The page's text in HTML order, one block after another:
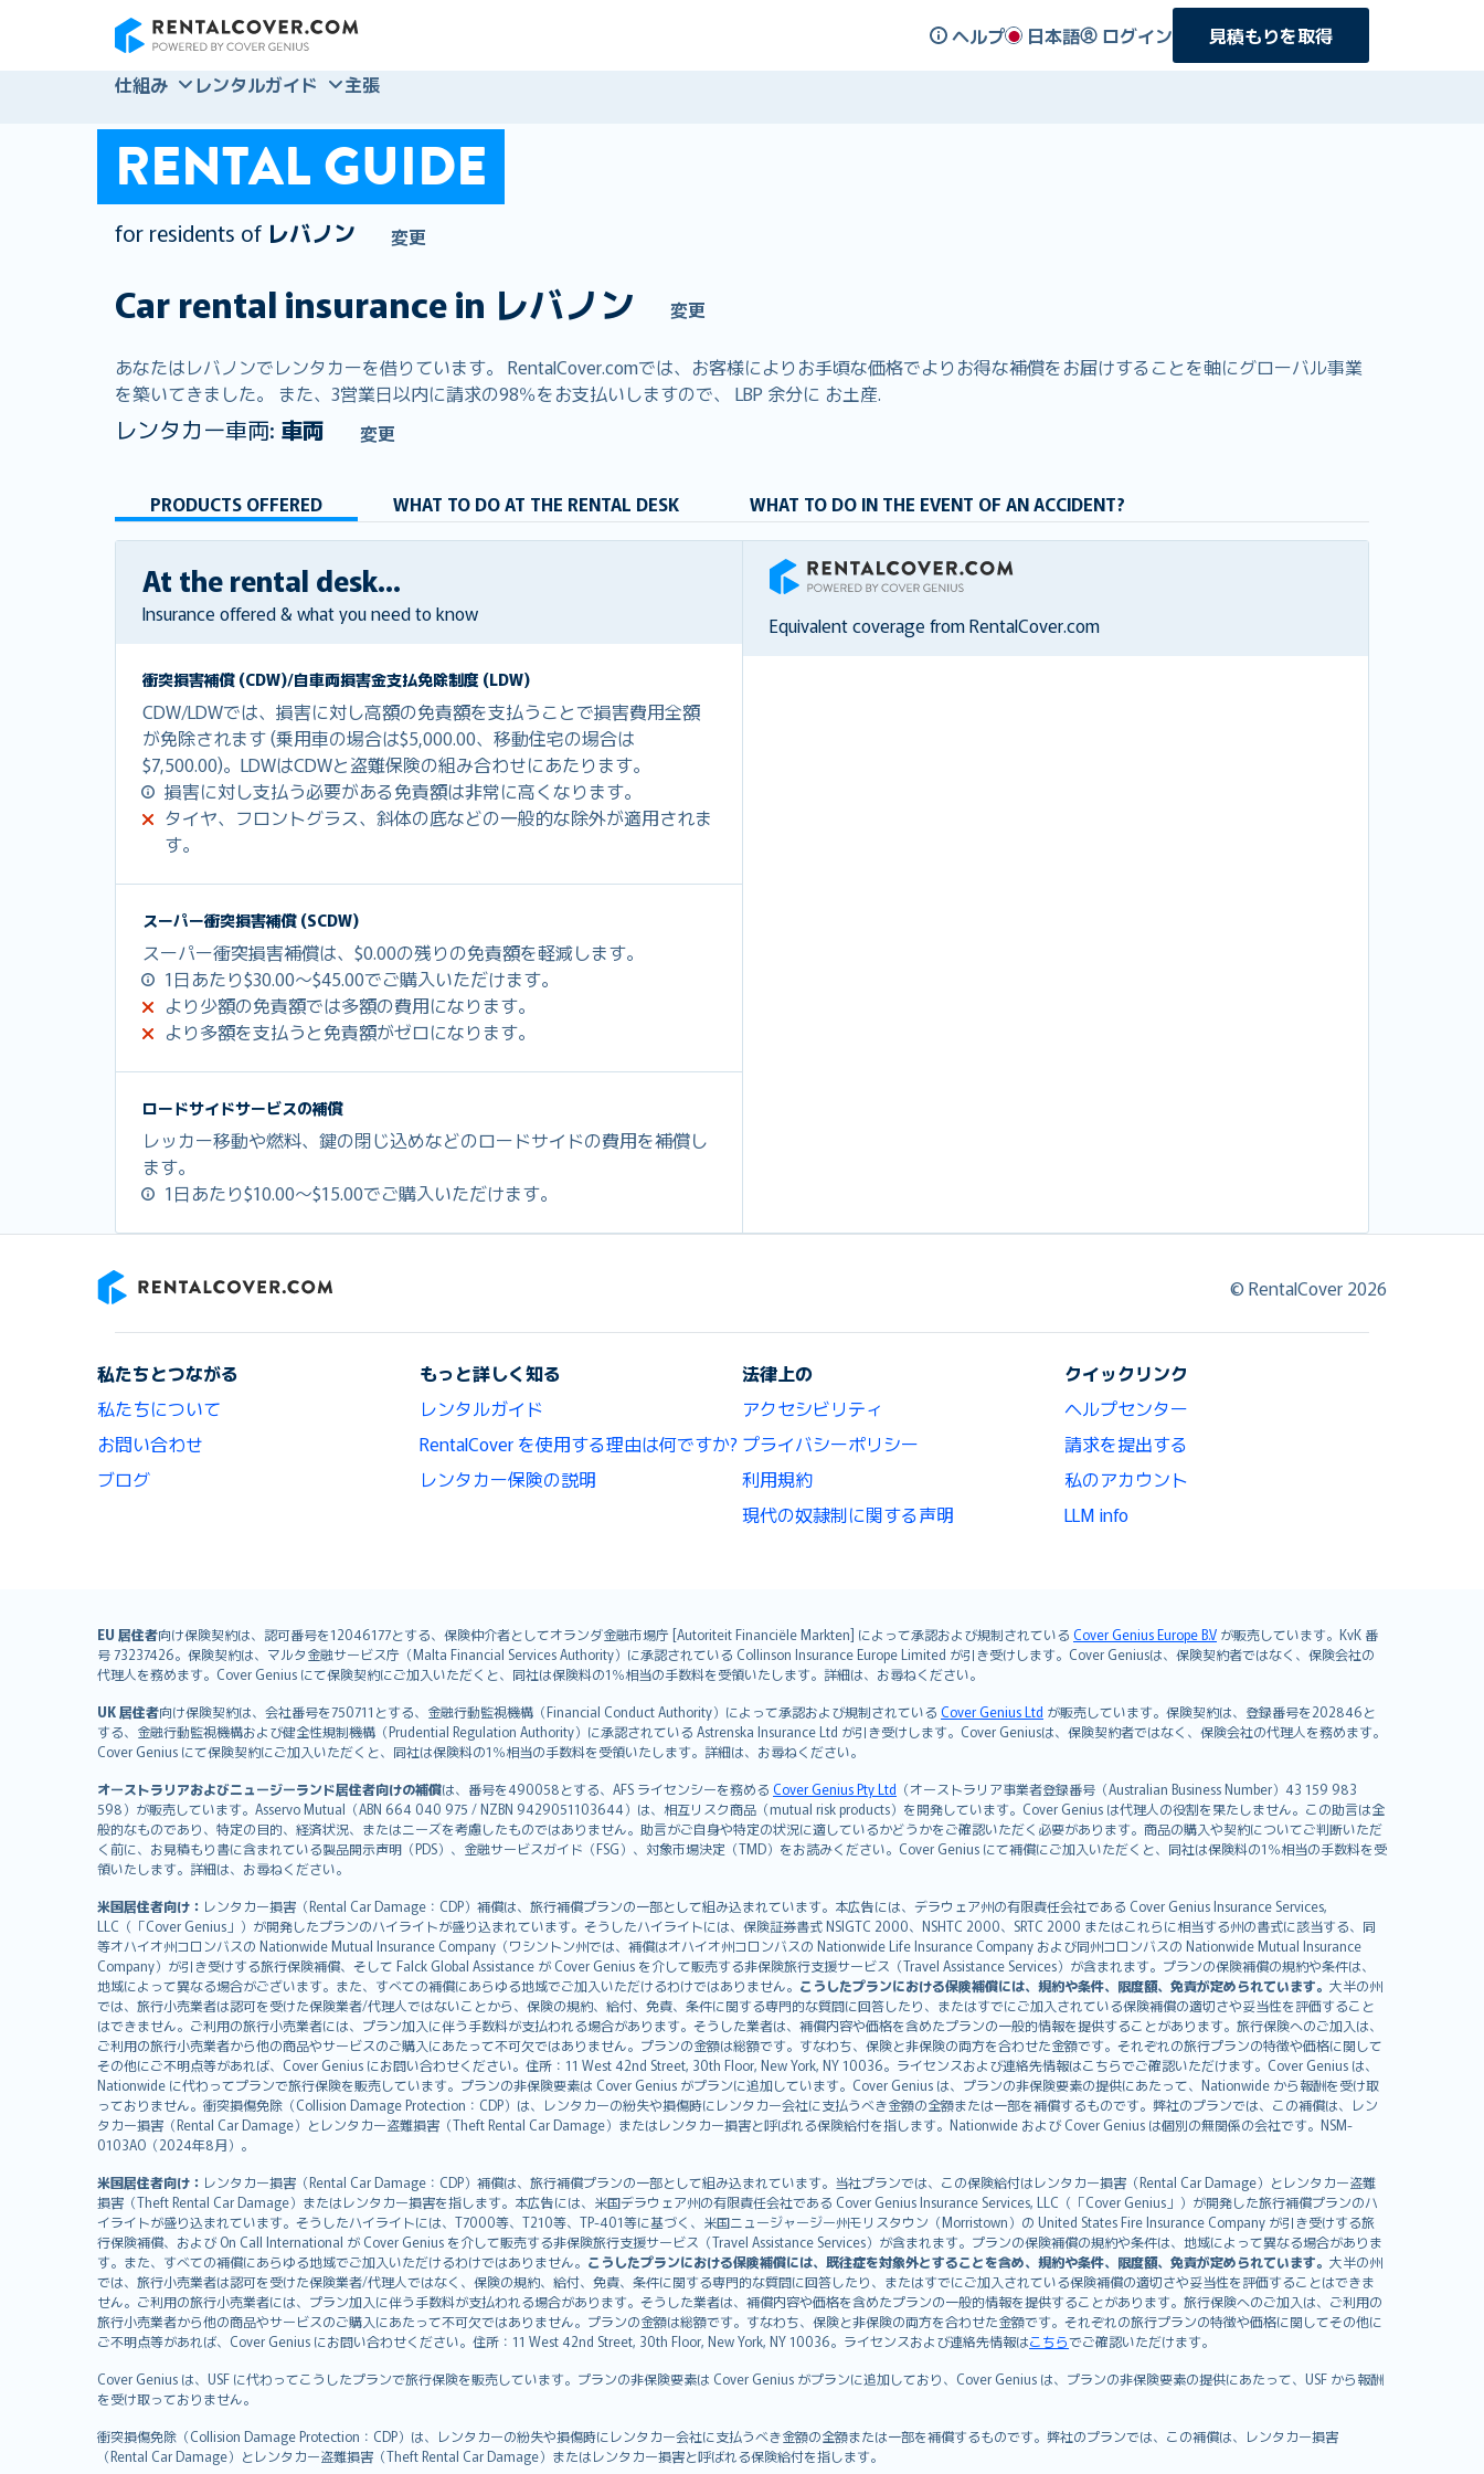
ヘルプ 日本語 ログイン
見積もりを取得
仕組み
レンタルガイド 主張
RENTAL GUIDE
for residents of レバノン 変更
Car rental insurance in レバノン 変更
あなたはレバノンでレンタカーを借りています。 RentalCover.comでは、お客様によりお手頃な価格でよりお得な補償をお届けすることを軸にグローバル事業
を築いてきました。 また、3営業日以内に請求の98％をお支払いしますので、 LBP 余分に お土産.
レンタカー車両: 車両 変更
PRODUCTS OFFERED WHAT TO DO AT THE RENTAL DESK WHAT TO DO IN THE EVENT OF AN ACCIDENT?
At the rental desk...
Insurance offered & what you need to know
衝突損害補償 (CDW)/自車両損害金支払免除制度 (LDW)
CDW/LDWでは、損害に対し高額の免責額を支払うことで損害費用全額
が免除されます (乗用車の場合は$5,000.00、移動住宅の場合は
$7,500.00)。LDWはCDWと盗難保険の組み合わせにあたります。
損害に対し支払う必要がある免責額は非常に高くなります。
タイヤ、フロントグラス、斜体の底などの一般的な除外が適用されま
す。
スーパー衝突損害補償 (SCDW)
スーパー衝突損害補償は、$0.00の残りの免責額を軽減します。
1日あたり$30.00～$45.00でご購入いただけます。
より少額の免責額では多額の費用になります。
より多額を支払うと免責額がゼロになります。
ロードサイドサービスの補償
レッカー移動や燃料、鍵の閉じ込めなどのロードサイドの費用を補償し
ます。
1日あたり$10.00～$15.00でご購入いただけます。
RentalCover
Equivalent coverage from RentalCover.com
© RentalCover 2026
私たちとつながる
私たちについて
お問い合わせ
ブログ
もっと詳しく知る
レンタルガイド
RentalCover を使用する理由は何ですか?
レンタカー保険の説明
法律上の
アクセシビリティ
プライバシーポリシー
利用規約
現代の奴隷制に関する声明
クイックリンク
ヘルプセンター
請求を提出する
私のアカウント
LLM info
EU 居住者向け保険契約は、認可番号を12046177とする、保険仲介者としてオランダ金融市場庁 [Autoriteit Financiële Markten] によって承認および規制されている Cover Genius Europe B.V が販売しています。KvK 番
号 73237426。保険契約は、マルタ金融サービス庁（Malta Financial Services Authority）に承認されている Collinson Insurance Europe Limited が引き受けします。Cover Geniusは、保険契約者ではなく、保険会社の
代理人を務めます。Cover Genius にて保険契約にご加入いただくと、同社は保険料の1％相当の手数料を受領いたします。詳細は、お尋ねください。
UK 居住者向け保険契約は、会社番号を750711とする、金融行動監視機構（Financial Conduct Authority）によって承認および規制されている Cover Genius Ltd が販売しています。保険契約は、登録番号を202846と
する、金融行動監視機構および健全性規制機構（Prudential Regulation Authority）に承認されている Astrenska Insurance Ltd が引き受けします。Cover Geniusは、保険契約者ではなく、保険会社の代理人を務めます。
Cover Genius にて保険契約にご加入いただくと、同社は保険料の1％相当の手数料を受領いたします。詳細は、お尋ねください。
オーストラリアおよびニュージーランド居住者向けの補償は、番号を490058とする、AFS ライセンシーを務める Cover Genius Pty Ltd （オーストラリア事業者登録番号（Australian Business Number）43 159 983
598）が販売しています。Asservo Mutual（ABN 664 040 975 / NZBN 9429051103644）は、相互リスク商品（mutual risk products）を開発しています。Cover Genius は代理人の役割を果たしません。この助言は全
般的なものであり、特定の目的、経済状況、またはニーズを考慮したものではありません。助言がご自身や特定の状況に適しているかどうかをご確認いただく必要があります。商品の購入や契約についてご判断いただ
く前に、お見積もり書に含まれている製品開示声明（PDS）、金融サービスガイド（FSG）、対象市場決定（TMD）をお読みください。Cover Genius にて補償にご加入いただくと、同社は保険料の1％相当の手数料を受
領いたします。詳細は、お尋ねください。
米国居住者向け： レンタカー損害（Rental Car Damage：CDP）補償は、旅行補償プランの一部として組み込まれています。本広告には、デラウェア州の有限責任会社である Cover Genius Insurance Services,
LLC（「Cover Genius」）が開発したプランのハイライトが盛り込まれています。そうしたハイライトには、保険証券書式 NSIGTC 2000、NSHTC 2000、SRTC 2000 またはこれらに相当する州の書式に該当する、同
等オハイオ州コロンバスの Nationwide Mutual Insurance Company（ワシントン州では、補償はオハイオ州コロンバスの Nationwide Life Insurance Company および同州コロンバスの Nationwide Mutual Insurance
Company）が引き受けする旅行保険補償、そして Falck Global Assistance が Cover Genius を介して販売する非保険旅行支援サービス（Travel Assistance Services）が含まれます。プランの保険補償の規約や条件は、
地域によって異なる場合がございます。また、すべての補償にあらゆる地域でご加入いただけるわけではありません。 こうしたプランにおける保険補償には、規約や条件、限度額、免責が定められています。 大半の州
では、旅行小売業者は認可を受けた保険業者/代理人ではないことから、保険の規約、給付、免責、条件に関する専門的な質問に回答したり、またはすでにご加入されている保険補償の適切さや妥当性を評価すること
はできません。ご利用の旅行小売業者には、プラン加入に伴う手数料が支払われる場合があります。そうした業者は、補償内容や価格を含めたプランの一般的情報を提供することがあります。旅行保険へのご加入は、
ご利用の旅行小売業者から他の商品やサービスのご購入にあたって不可欠ではありません。プランの金額は総額です。すなわち、保険と非保険の両方を合わせた金額です。それぞれの旅行プランの特徴や価格に関して
その他にご不明点等があれば、Cover Genius にお問い合わせください。住所：11 West 42nd Street, 30th Floor, New York, NY 10036。ライセンスおよび連絡先情報はこちらでご確認いただけます。Cover Genius は、
Nationwide に代わってプランで旅行保険を販売しています。プランの非保険要素は Cover Genius がプランに追加しています。Cover Genius は、プランの非保険要素の提供にあたって、Nationwide から報酬を受け取
っておりません。衝突損傷免除（Collision Damage Protection：CDP）は、レンタカーの紛失や損傷時にレンタカー会社に支払うべき金額の全額または一部を補償するものです。弊社のプランでは、この補償は、レン
タカー損害（Rental Car Damage）とレンタカー盗難損害（Theft Rental Car Damage）またはレンタカー損害と呼ばれる保険給付を指します。Nationwide および Cover Genius は個別の無関係の会社です。NSM-
0103AO（2024年8月）。
米国居住者向け： レンタカー損害（Rental Car Damage：CDP）補償は、旅行補償プランの一部として組み込まれています。当社プランでは、この保険給付はレンタカー損害（Rental Car Damage）とレンタカー盗難
損害（Theft Rental Car Damage）またはレンタカー損害を指します。本広告には、米国デラウェア州の有限責任会社である Cover Genius Insurance Services, LLC（「Cover Genius」）が開発した旅行補償プランのハ
イライトが盛り込まれています。そうしたハイライトには、T7000等、T210等、TP-401等に基づく、米国ニュージャージー州モリスタウン（Morristown）の United States Fire Insurance Company が引き受けする旅
行保険補償、および On Call International が Cover Genius を介して販売する非保険旅行支援サービス（Travel Assistance Services）が含まれます。プランの保険補償の規約や条件は、地域によって異なる場合がありま
す。また、すべての補償にあらゆる地域でご加入いただけるわけではありません。 こうしたプランにおける保険補償には、既往症を対象外とすることを含め、規約や条件、限度額、免責が定められています。 大半の州
では、旅行小売業者は認可を受けた保険業者/代理人ではなく、保険の規約、給付、免責、条件に関する専門的な質問に回答したり、またはすでにご加入されている保険補償の適切さや妥当性を評価することはできま
せん。ご利用の旅行小売業者には、プラン加入に伴う手数料が支払われる場合があります。そうした業者は、補償内容や価格を含めたプランの一般的情報を提供することがあります。旅行保険へのご加入は、ご利用の
旅行小売業者から他の商品やサービスのご購入にあたって不可欠ではありません。プランの金額は総額です。すなわち、保険と非保険の両方を合わせた金額です。それぞれの旅行プランの特徴や価格に関してその他に
ご不明点等があれば、Cover Genius にお問い合わせください。住所：11 West 42nd Street, 30th Floor, New York, NY 10036。ライセンスおよび連絡先情報はこちらでご確認いただけます。
Cover Genius は、USF に代わってこうしたプランで旅行保険を販売しています。プランの非保険要素は Cover Genius がプランに追加しており、Cover Genius は、プランの非保険要素の提供にあたって、USF から報酬
を受け取っておりません。
衝突損傷免除（Collision Damage Protection：CDP）は、レンタカーの紛失や損傷時にレンタカー会社に支払うべき金額の全額または一部を補償するものです。弊社のプランでは、この補償は、レンタカー損害
（Rental Car Damage）とレンタカー盗難損害（Theft Rental Car Damage）またはレンタカー損害と呼ばれる保険給付を指します。
English (UK)
English (US)
Deutsch
français
Nederlands
italiano
简体中文
繁體中文
Português
polski
עברית
Português
svenska
日本語
한국어
dansk
norsk
suomi
العربيّة
česky
Русский
ภาษาไทย
български
català
Hrvatski
eesti
Ελληνικά
Magyar
Íslenska
Bahasa Indonesia